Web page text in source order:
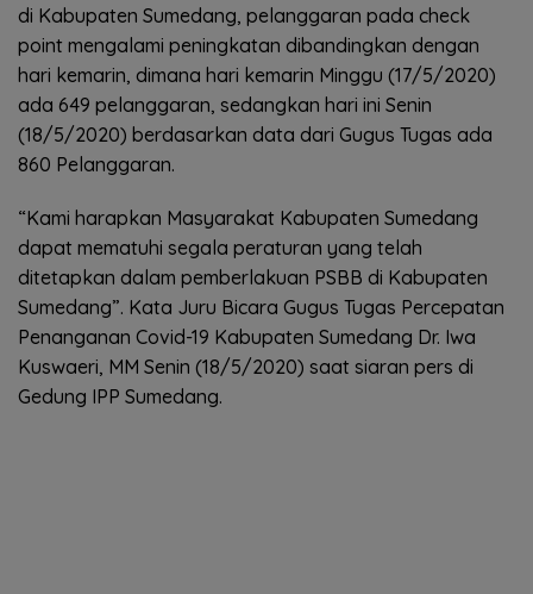
di Kabupaten Sumedang, pelanggaran pada check
point mengalami peningkatan dibandingkan dengan
hari kemarin, dimana hari kemarin Minggu (17/5/2020)
ada 649 pelanggaran, sedangkan hari ini Senin
(18/5/2020) berdasarkan data dari Gugus Tugas ada
860 Pelanggaran.
“Kami harapkan Masyarakat Kabupaten Sumedang
dapat mematuhi segala peraturan yang telah
ditetapkan dalam pemberlakuan PSBB di Kabupaten
Sumedang”. Kata Juru Bicara Gugus Tugas Percepatan
Penanganan Covid-19 Kabupaten Sumedang Dr. Iwa
Kuswaeri, MM Senin (18/5/2020) saat siaran pers di
Gedung IPP Sumedang.